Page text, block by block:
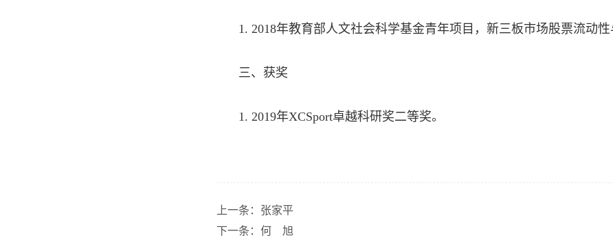
1. 2018年教育部人文社会科学基金青年项目，新三板市场股票流动性
三、获奖
1. 2019年XCSport卓越科研奖二等奖。
上一条： 张家平
下一条： 何 旭